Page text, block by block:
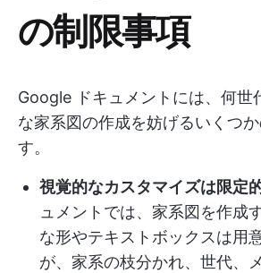
の制限事項
Google ドキュメントには、何世
な家系図の作成を妨げるいくつ
す。
視覚的なカスタマイズは限定
ュメントでは、家系図を作成
な形やテキストボックスは用
が、家系の枝分かれ、世代、